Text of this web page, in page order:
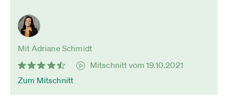
Mit Adriane Schmidt
Mitschnitt vom 19.10.2021
Zum Mitschnitt